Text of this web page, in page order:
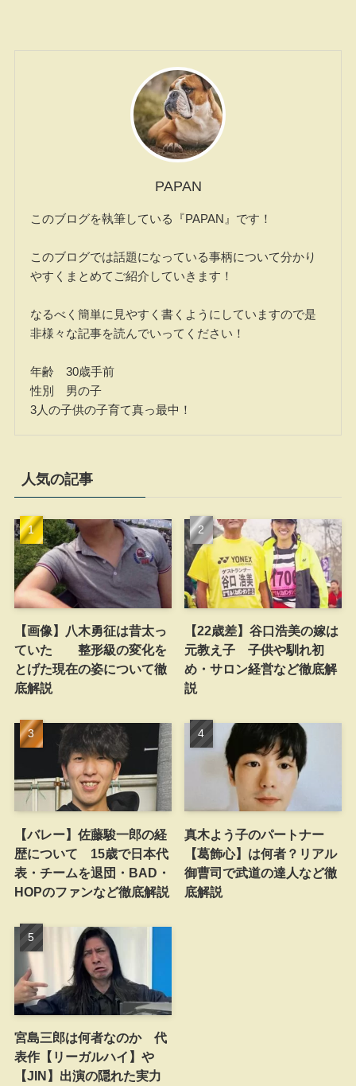
PAPAN
このブログを執筆している『PAPAN』です！
このブログでは話題になっている事柄について分かり
やすくまとめてご紹介していきます！
なるべく簡単に見やすく書くようにしていますので是
非様々な記事を読んでいってください！
年齢 30歳手前
性別 男の子
3人の子供の子育て真っ最中！
人気の記事
【画像】八木勇征は昔太っ
ていた 整形級の変化を
とげた現在の姿について徹
底解説
【22歳差】谷口浩美の嫁は
元教え子 子供や馴れ初
め・サロン経営など徹底解
説
【バレー】佐藤駿一郎の経
歴について 15歳で日本代
表・チームを退団・BAD・
HOPのファンなど徹底解説
真木よう子のパートナー
【葛飾心】は何者？リアル
御曹司で武道の達人など徹
底解説
宮島三郎は何者なのか 代
表作【リーガルハイ】や
【JIN】出演の隠れた実力